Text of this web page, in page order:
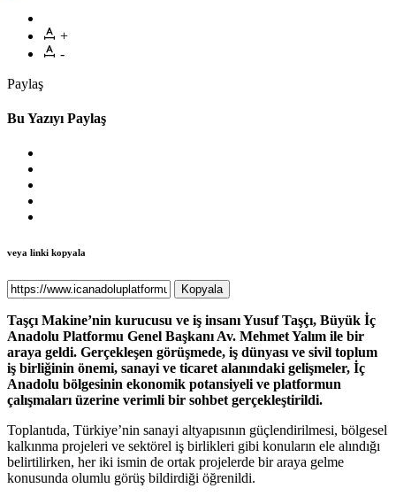
+
-
Paylaş
Bu Yazıyı Paylaş
veya linki kopyala
Kopyala
Taşçı Makine’nin kurucusu ve iş insanı Yusuf Taşçı, Büyük İç
Anadolu Platformu Genel Başkanı Av. Mehmet Yalım ile bir
araya geldi. Gerçekleşen görüşmede, iş dünyası ve sivil toplum
iş birliğinin önemi, sanayi ve ticaret alanındaki gelişmeler, İç
Anadolu bölgesinin ekonomik potansiyeli ve platformun
çalışmaları üzerine verimli bir sohbet gerçekleştirildi.
Toplantıda, Türkiye’nin sanayi altyapısının güçlendirilmesi, bölgesel
kalkınma projeleri ve sektörel iş birlikleri gibi konuların ele alındığı
belirtilirken, her iki ismin de ortak projelerde bir araya gelme
konusunda olumlu görüş bildirdiği öğrenildi.